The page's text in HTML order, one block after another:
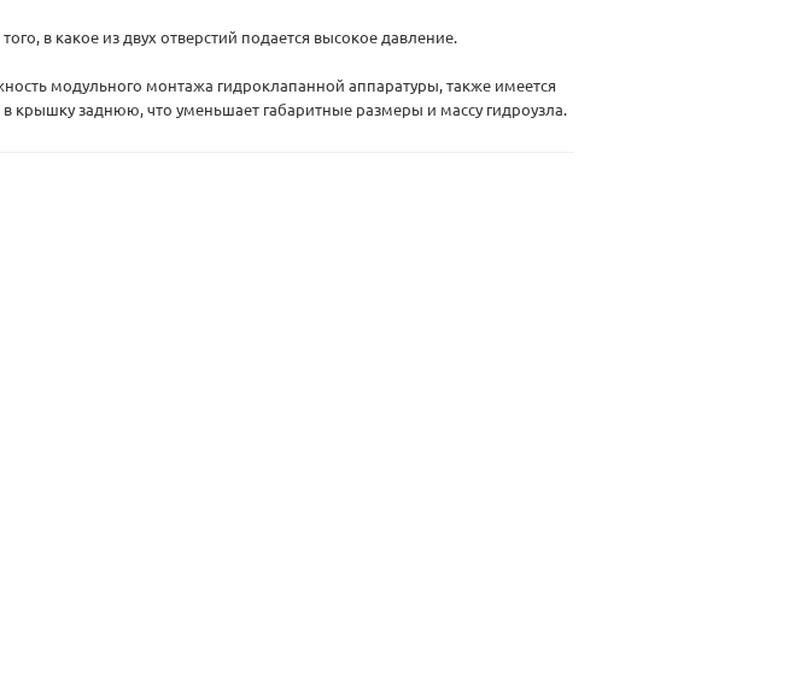
в какое из двух отверстий подается высокое давление.
модульного монтажа гидроклапанной аппаратуры, также имеется
крышку заднюю, что уменьшает габаритные размеры и массу гидроузла.